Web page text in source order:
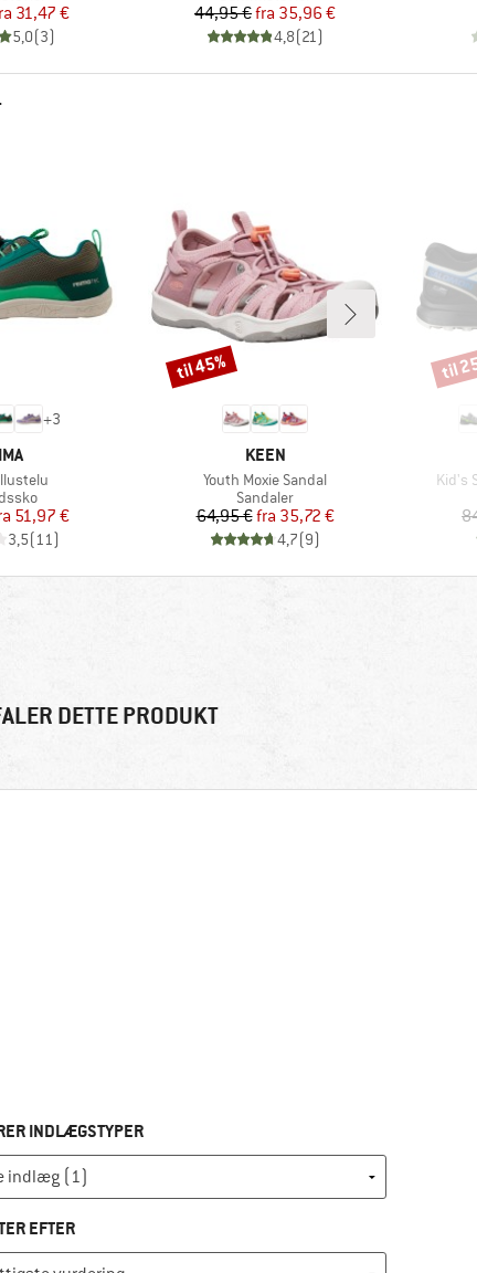
pris
31,47 €
5,0(3)
Pris
44,95 € Nedsat pris
fra 35,96 €
4,8(21)
+3
pris
51,97 €
3,5(11)
MÆRKE
KEEN
Artikel
Youth Moxie Sandal
Produktgruppe
Sandaler
Pris
64,95 € Nedsat pris
fra 35,72 €
4,7(9)
Rabat
til 45%
Artikel
Kid's
Rabat
til
DETTE PRODUKT
INDLÆGSTYPER
EFTER